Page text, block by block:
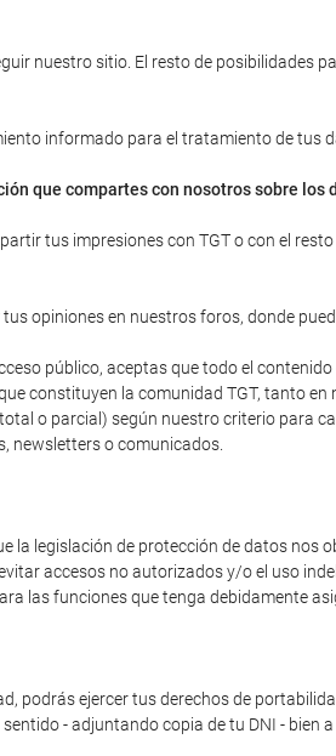
nuestro sitio. El resto de posibilidades
informado para el tratamiento de tus
que compartes con nosotros sobre los
tus impresiones con TGT o con el
opiniones en nuestros foros, donde
público, aceptas que todo el
constituyen la comunidad TGT, tanto
o parcial) según nuestro criterio para
newsletters o comunicados.
la legislación de protección de datos
accesos no autorizados y/o el uso
las funciones que tenga debidamente
podrás ejercer tus derechos de
- adjuntando copia de tu DNI - bien